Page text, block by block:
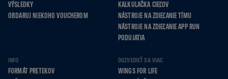
VÝSLEDKY
OBDARUJ NIEKOHO VOUCHEROM
KALKULAČKA CIEĽOV
NÁSTROJE NA ZDIEĽANIE TÍMU
NÁSTROJE NA ZDIEĽANIE APP RUN
PODUJATIA
INFO
FORMÁT PRETEKOV
DOZVEDIEŤ SA VIAC
WINGS FOR LIFE